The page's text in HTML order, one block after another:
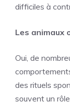
difficiles à
Les animaux
Oui, de
des rituels
souvent un